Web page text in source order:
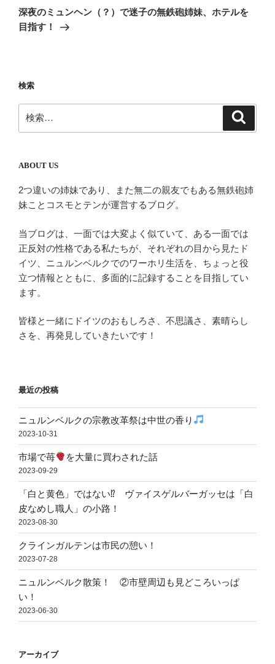
ゲ
ー
の
投
深夜のミュンヘン（？）で迷子の無鉄砲姉妹、ホテルを
目指す！
検索
索:
ABOUT US
2つ違いの姉妹であり、また無二の親友でもある無鉄砲姉
妹ことコスモとテンが運営するブログ。
当ブログは、一面では大変よく似ていて、ある一面では
正反対の性格である私たちが、それぞれの目から見たド
イツ、ニュルンベルクでのワーホリ生活を、ちょっと役
立つ情報とともに、多面的に記録することを目指してい
ます。
皆様と一緒にドイツのおもしろさ、不思議さ、素晴らし
さを、再発見していきたいです！
最近の投稿
ニュルンベルクの宗教改革祭は中世の香り
2023-10-31
市場で苺 を大量に買わされた話
2023-09-29
「白と黄色」ではない⁉ ヴァイスゲルバーガッセは「白
皮なめし職人」の小路！
2023-08-30
クラインガルテンは市民の憩い！
2023-07-28
ニュルンベルク散策！ ②市壁周辺も見どころいっぱ
い！
2023-06-30
アーカイブ